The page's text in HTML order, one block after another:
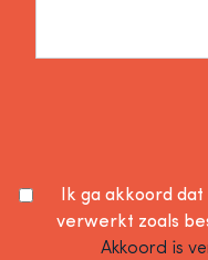
Ik ga akkoord
verwerkt zoals
Akkoord is